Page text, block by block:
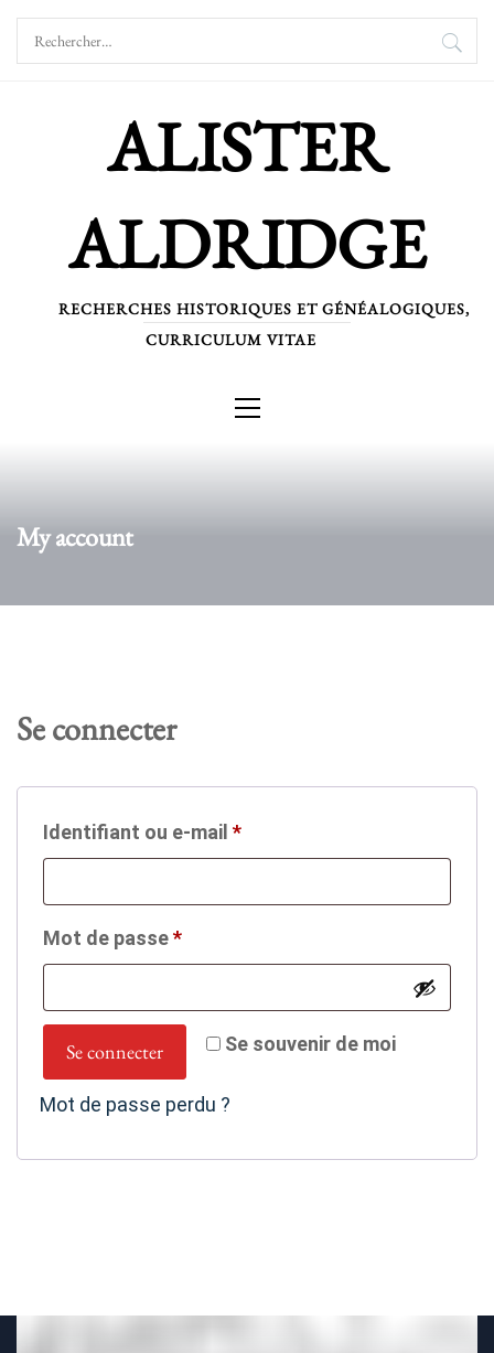
Skip
Rechercher :
ALISTER
ALDRIDGE
RECHERCHES HISTORIQUES ET GÉNÉALOGIQUES,
CURRICULUM VITAE
Menu
My account
Se connecter
Identifiant ou e-mail *Obligatoire
Mot de passe*Obligatoire
Se souvenir de moi
Se connecter
Mot de passe perdu ?